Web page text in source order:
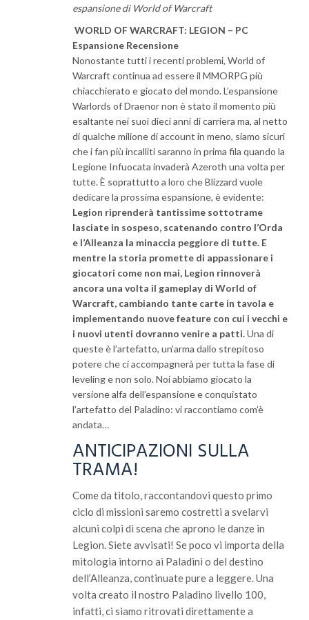
espansione di World of Warcraft
WORLD OF WARCRAFT: LEGION – PC
Espansione Recensione
Nonostante tutti i recenti problemi, World of
Warcraft continua ad essere il MMORPG più
chiacchierato e giocato del mondo. L’espansione
Warlords of Draenor non è stato il momento più
esaltante nei suoi dieci anni di carriera ma, al netto
di qualche milione di account in meno, siamo sicuri
che i fan più incalliti saranno in prima fila quando la
Legione Infuocata invaderà Azeroth una volta per
tutte. È soprattutto a loro che Blizzard vuole
dedicare la prossima espansione, è evidente:
Legion riprenderà tantissime sottotrame
lasciate in sospeso, scatenando contro l’Orda
e l’Alleanza la minaccia peggiore di tutte. E
mentre la storia promette di appassionare i
giocatori come non mai, Legion rinnoverà
ancora una volta il gameplay di World of
Warcraft, cambiando tante carte in tavola e
implementando nuove feature con cui i vecchi e
i nuovi utenti dovranno venire a patti.Una di
queste è l’artefatto, un’arma dallo strepitoso
potere che ci accompagnerà per tutta la fase di
leveling e non solo. Noi abbiamo giocato la
versione alfa dell’espansione e conquistato
l’artefatto del Paladino: vi raccontiamo com’è
andata…
ANTICIPAZIONI SULLA
TRAMA!
Come da titolo, raccontandovi questo primo
ciclo di missioni saremo costretti a svelarvi
alcuni colpi di scena che aprono le danze in
Legion. Siete avvisati! Se poco vi importa della
mitologia intorno ai Paladini o del destino
dell’Alleanza, continuate pure a leggere. Una
volta creato il nostro Paladino livello 100,
infatti, ci siamo ritrovati direttamente a